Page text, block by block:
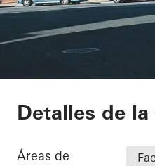
Bronx
Detalles de
Áreas de